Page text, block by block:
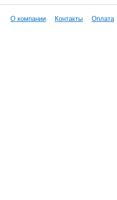
О компании Контакты Оплата